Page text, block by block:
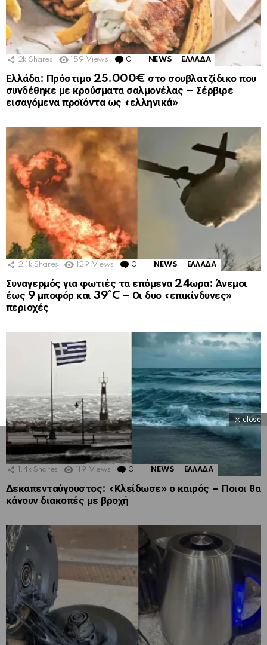
2k Shares 159 Views 0 Comments
NEWS ΕΛΛΑΔΑ
Ελλάδα: Πρόστιμο 25.000€ στο σουβλατζίδικο που
συνδέθηκε με κρούσματα σαλμονέλας – Σέρβιρε
εισαγόμενα προϊόντα ως «ελληνικά»
2.1k Shares 129 Views 0 Comments
NEWS ΕΛΛΑΔΑ
Συναγερμός για φωτιές τα επόμενα 24ωρα: Άνεμοι
έως 9 μποφόρ και 39°C – Οι δυο «επικίνδυνες»
περιοχές
1.4k Shares 119 Views 0 Comments
NEWS ΕΛΛΑΔΑ
Δεκαπενταύγουστος: «Κλείδωσε» ο καιρός – Ποιοι θα
κάνουν διακοπές με βροχή
close